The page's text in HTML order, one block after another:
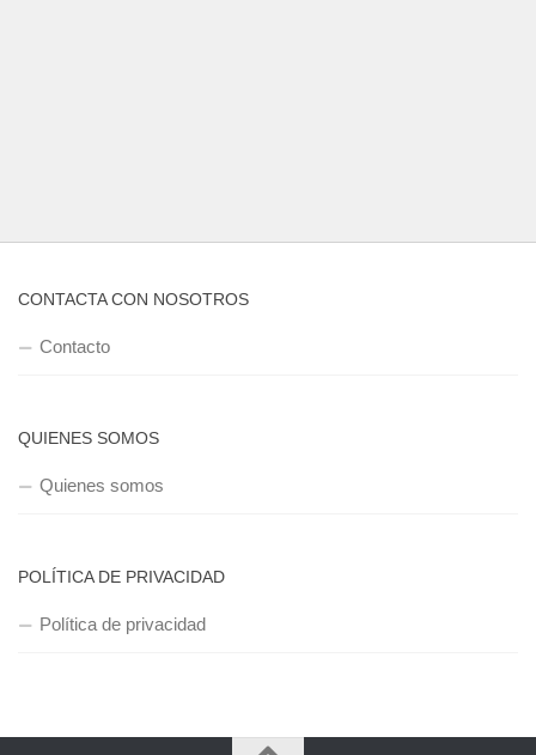
CONTACTA CON NOSOTROS
Contacto
QUIENES SOMOS
Quienes somos
POLÍTICA DE PRIVACIDAD
Política de privacidad